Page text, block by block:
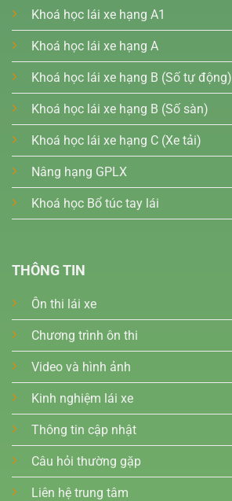
Khoá học lái xe hạng A1
Khoá học lái xe hạng A
Khoá học lái xe hạng B (Số tự động)
Khoá học lái xe hạng B (Số sàn)
Khoá học lái xe hạng C (Xe tải)
Nâng hạng GPLX
Khoá học Bổ túc tay lái
THÔNG TIN
Ôn thi lái xe
Chương trình ôn thi
Video và hình ảnh
Kinh nghiệm lái xe
Thông tin cập nhật
Câu hỏi thường gặp
Liên hệ trung tâm